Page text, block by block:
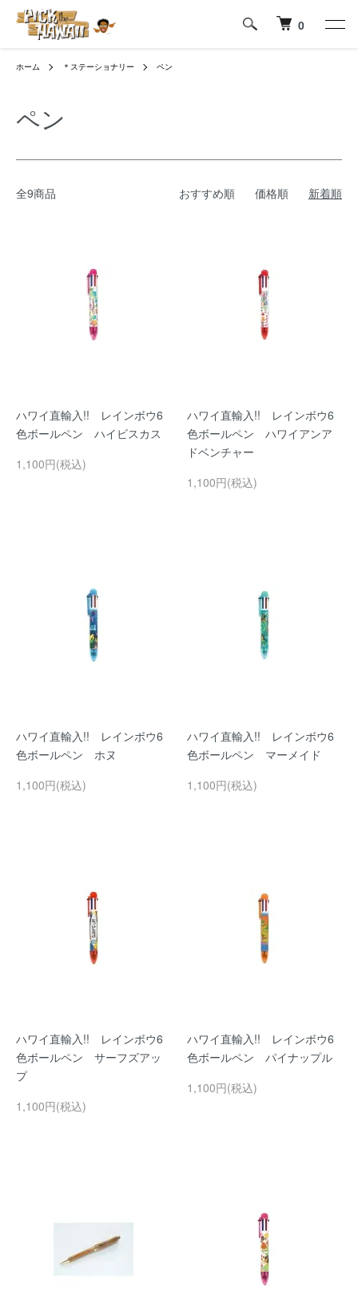
0
ホーム ＊ステーショナリー ペン
ペン
全9商品 おすすめ順 価格順 新着順
ハワイ直輸入!! レインボウ6
色ボールペン ハイビスカス
1,100円(税込)
ハワイ直輸入!! レインボウ6
色ボールペン ハワイアンア
ドベンチャー
1,100円(税込)
ハワイ直輸入!! レインボウ6
色ボールペン ホヌ
1,100円(税込)
ハワイ直輸入!! レインボウ6
色ボールペン マーメイド
1,100円(税込)
ハワイ直輸入!! レインボウ6
色ボールペン サーフズアッ
プ
1,100円(税込)
ハワイ直輸入!! レインボウ6
色ボールペン パイナップル
1,100円(税込)